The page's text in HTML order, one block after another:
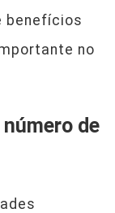
benefícios
no
de